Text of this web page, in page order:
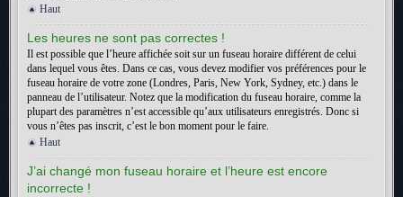
Haut
Les heures ne sont pas correctes !
Il est possible que l’heure affichée soit sur un fuseau horaire différent de celui
dans lequel vous êtes. Dans ce cas, vous devez modifier vos préférences pour le
fuseau horaire de votre zone (Londres, Paris, New York, Sydney, etc.) dans le
panneau de l’utilisateur. Notez que la modification du fuseau horaire, comme la
plupart des paramètres n’est accessible qu’aux utilisateurs enregistrés. Donc si
vous n’êtes pas inscrit, c’est le bon moment pour le faire.
Haut
J’ai changé mon fuseau horaire et l’heure est encore
incorrecte !